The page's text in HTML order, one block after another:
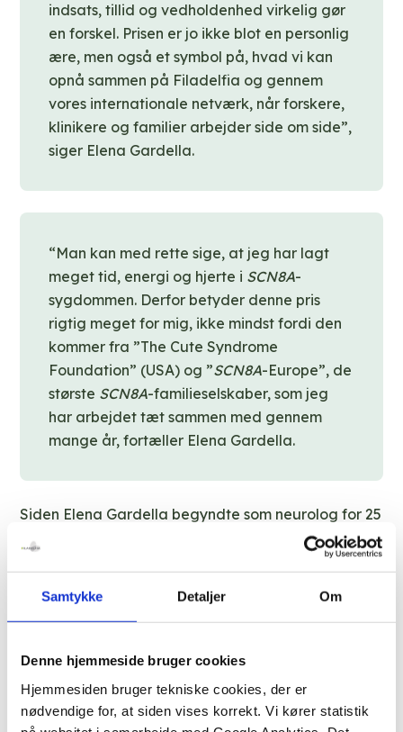
Samtykke Detaljer Om
Denne hjemmeside bruger cookies
Hjemmesiden bruger tekniske cookies, der er
nødvendige for, at siden vises korrekt. Vi kører statistik
indsats, tillid og vedholdenhed virkelig gør
en forskel. Prisen er jo ikke blot en personlig
ære, men også et symbol på, hvad vi kan
opnå sammen på Filadelfia og gennem
vores internationale netværk, når forskere,
klinikere og familier arbejder side om side”,
siger Elena Gardella.
“Man kan med rette sige, at jeg har lagt
meget tid, energi og hjerte i SCN8A-
sygdommen. Derfor betyder denne pris
rigtig meget for mig, ikke mindst fordi den
kommer fra ”The Cute Syndrome
Foundation” (USA) og ”SCN8A-Europe”, de
største SCN8A-familieselskaber, som jeg
har arbejdet tæt sammen med gennem
mange år, fortæller Elena Gardella.
Siden Elena Gardella begyndte som neurolog for 25
år siden, har hendes faglige fokus og forskning
været rettet mod sjældne og komplekse epilepsier.
I mere end 12 år har det primære fokus været
sjældne monogen epilepsi forårsaget af mutationer
internationaleSCN8A-register (hostet på Filadelfia)
samt ledelsen af internationale forskningsinitiativer,
herunderSCN8A Natural History Study, som lagde